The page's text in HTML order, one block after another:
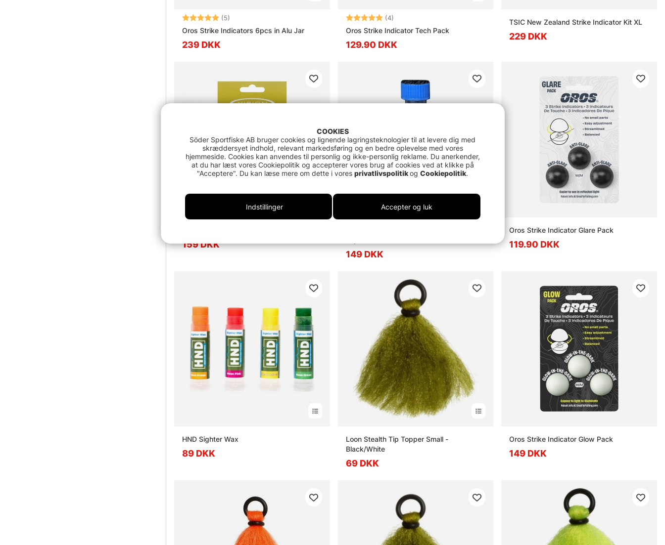
Vurdering: (5)
Oros Strike Indicators 6pcs in Alu Jar
239 DKK
Vurdering:(4)
Oros Strike Indicator Tech Pack
129.90 DKK
TSIC New Zealand Strike Indicator Kit XL
229 DKK
159 DKK
149 DKK
Oros Strike Indicator Glare Pack
119.90 DKK
HND Sighter Wax
89 DKK
Loon Stealth Tip Topper Small -
Black/White
69 DKK
Oros Strike Indicator Glow Pack
149 DKK
COOKIES
Söder Sportfiske AB bruger cookies og lignende lagringsteknologier til at levere dig med
skræddersyet indhold, relevant markedsføring og en bedre oplevelse med vores
hjemmeside. Cookies kan anvendes til personlig og ikke-personlig reklame. Du anerkender,
at du har læst vores Cookiepolitik og accepterer vores brug af cookies ved at klikke på
"Acceptere". Du kan læse mere om dette i vores privatlivspolitikog Cookiepolitik.
Indstillinger Accepter og luk